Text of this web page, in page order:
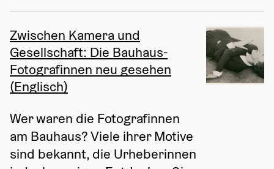
Zwischen Kamera und
Gesellschaft: Die Bauhaus-
Fotografinnen neu gesehen
(Englisch)
Wer waren die Fotografinnen
am Bauhaus? Viele ihrer Motive
sind bekannt, die Urheberinnen